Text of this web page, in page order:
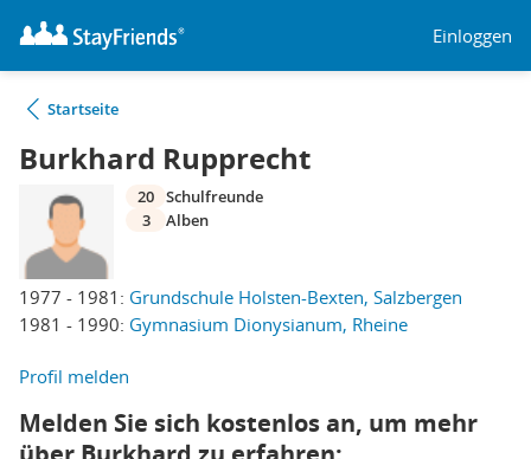
Einloggen
Startseite
Burkhard Rupprecht
1977 - 1981: Grundschule Holsten-Bexten, Salzbergen
1981 - 1990: Gymnasium Dionysianum, Rheine
20 Schulfreunde
3
Alben
Profil melden
Melden Sie sich kostenlos an, um mehr